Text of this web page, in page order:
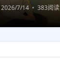
吵完还能说话
2026/7/14 383阅读